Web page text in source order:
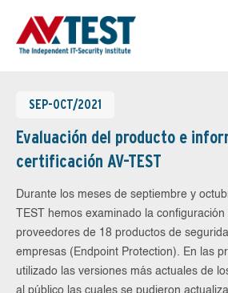
SEP-OCT/2021
Evaluación del producto e
certificación AV-TEST
Durante los meses de septiembre y
TEST hemos examinado la
proveedores de 18 productos de
empresas (Endpoint Protection). En las
utilizado las versiones más actuales de
al público las cuales se pudieron